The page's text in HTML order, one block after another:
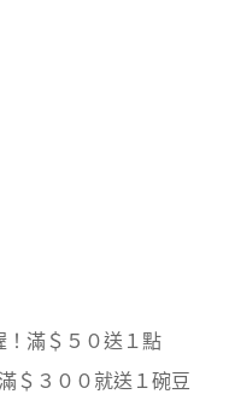
！滿＄５０送１點
＄３００就送１碗豆